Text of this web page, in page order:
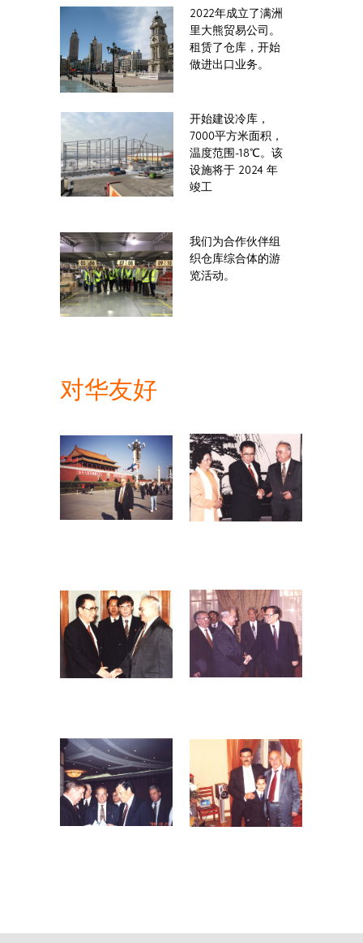
2022年成立了满洲
里大熊贸易公司。
租赁了仓库，开始
做进出口业务。
开始建设冷库，
7000平方米面积，
温度范围-18℃。该
设施将于 2024 年
竣工
我们为合作伙伴组
织仓库综合体的游
览活动。
对华友好